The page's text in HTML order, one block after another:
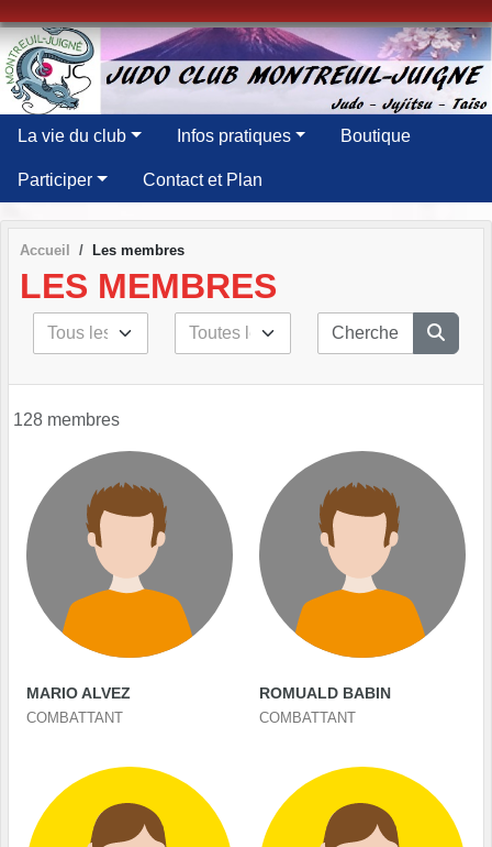
La vie du club Infos pratiques Boutique
Participer Contact et Plan
Accueil Les membres
LES MEMBRES
128 membres
MARIO ALVEZ
COMBATTANT
ROMUALD BABIN
COMBATTANT